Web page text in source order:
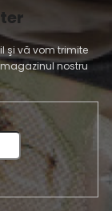
şi vă vom trimite
nostru